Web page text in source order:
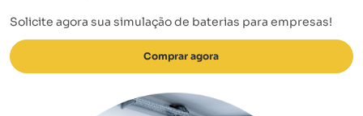
Solicite agora sua simulação de baterias para empresas!
Comprar agora